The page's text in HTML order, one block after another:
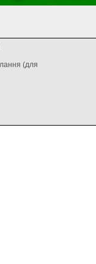
(для